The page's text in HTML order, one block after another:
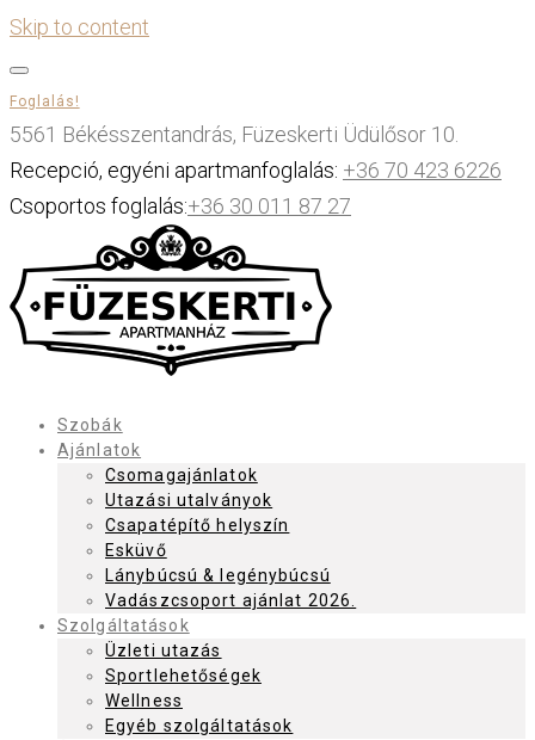
Skip to content
Foglalás!
5561 Békésszentandrás, Füzeskerti Üdülősor 10.
Recepció, egyéni apartmanfoglalás: +36 70 423 6226
Csoportos foglalás:+36 30 011 87 27
Szobák
Ajánlatok
Csomagajánlatok
Utazási utalványok
Csapatépítő helyszín
Esküvő
Lánybúcsú & legénybúcsú
Vadászcsoport ajánlat 2026.
Szolgáltatások
Üzleti utazás
Sportlehetőségek
Wellness
Egyéb szolgáltatások